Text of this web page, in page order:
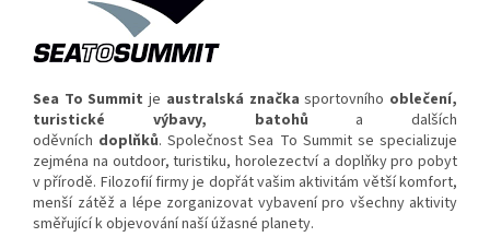
Sea To Summit je australská značka sportovního oblečení,
turistické výbavy, batohů
a dalších
oděvních doplňků. Společnost Sea To Summit se specializuje
zejména na outdoor, turistiku, horolezectví a doplňky pro pobyt
v přírodě. Filozofií firmy je dopřát vašim aktivitám větší komfort,
menší zátěž a lépe zorganizovat vybavení pro všechny aktivity
směřující k objevování naší úžasné planety.